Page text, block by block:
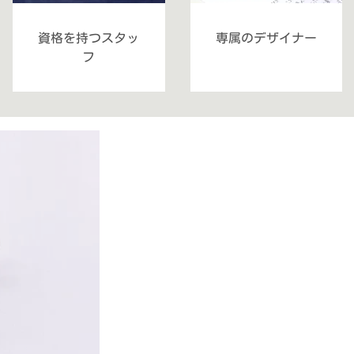
資格を持つスタッ
フ
専属のデザイナー